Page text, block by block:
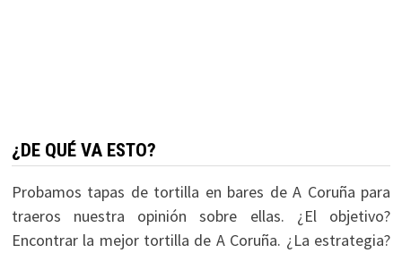
¿DE QUÉ VA ESTO?
Probamos tapas de tortilla en bares de A Coruña para
traeros nuestra opinión sobre ellas. ¿El objetivo?
Encontrar la mejor tortilla de A Coruña. ¿La estrategia?